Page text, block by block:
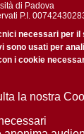
di Padova
P.I.
necessari per
usati per
i cookie
la nostra